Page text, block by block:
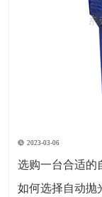
2023-03-06
选购一台合适的
如何选择自动抛